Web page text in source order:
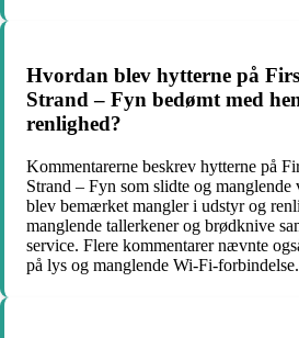
Hvordan blev hytterne på
Strand – Fyn bedømt med
renlighed?
Kommentarerne beskrev hytterne på
Strand – Fyn som slidte og
blev bemærket mangler i udstyr og
manglende tallerkener og brødknive
service. Flere kommentarer nævnte
på lys og manglende Wi-Fi-forbindelse.